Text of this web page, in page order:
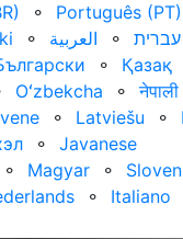
⚬ Português (PT)
⚬ العربية‏ ⚬
עברית‏
⚬
Қазақ
Oʻzbekcha ⚬ नेपाली
⚬ Latviešu ⚬
⚬
Javanese
⚬ Magyar ⚬
⚬ Italiano